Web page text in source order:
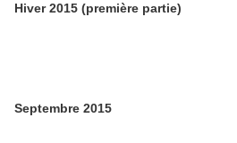
Hiver 2015 (première partie)
Septembre 2015